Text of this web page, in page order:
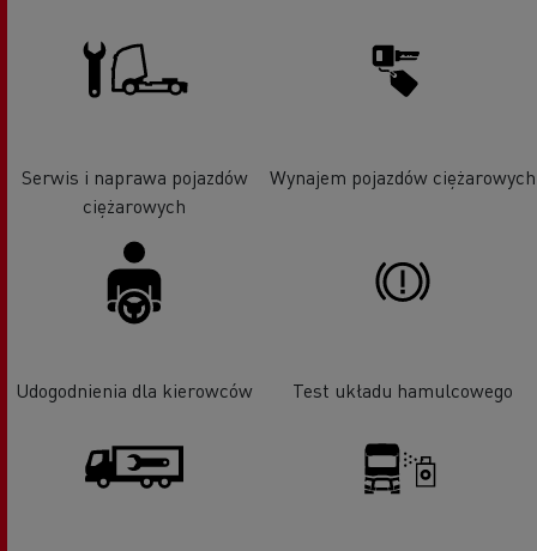
Serwis i naprawa pojazdów
ciężarowych
Wynajem pojazdów ciężarowych
Udogodnienia dla kierowców Test układu hamulcowego